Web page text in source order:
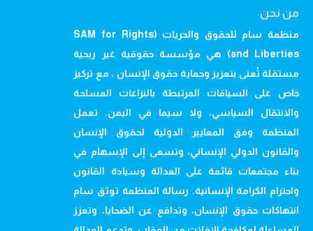
من نحن
منظمة سام للحقوق والحريات (SAM for Rights
and Liberties) هي مؤسسة حقوقية غير ربحية
مستقلة تُعنى بتعزيز وحماية حقوق الإنسان ، مع تركيز
خاص على السياقات المرتبطة بالنزاعات المسلحة
والانتقال السياسي، ولا سيما في اليمن. تعمل
المنظمة وفق المعايير الدولية لحقوق الإنسان
والقانون الدولي الإنساني، وتسعى إلى الإسهام في
بناء مجتمعات قائمة على العدالة وسيادة القانون
واحترام الكرامة الإنسانية. رسالة المنظمة توثق سام
انتهاكات حقوق الإنسان، وتدافع عن الضحايا، وتعزز